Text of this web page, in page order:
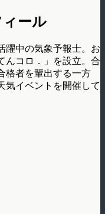
ール
躍中の気象予報士。お
んコロ．」を設立。合
格者を輩出する一方
気イベントを開催して